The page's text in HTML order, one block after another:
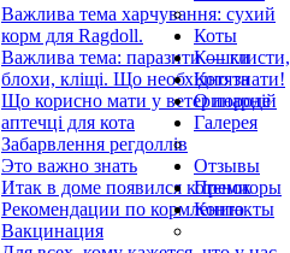
Важлива тема харчування: сухий
корм для Ragdoll.
Важлива тема: паразити — глисти,
блохи, кліщі. Що необхідно знати!
Що корисно мати у ветеринарнiй
аптечцi для кота
Забарвлення регдоллів
Это важно знать
Итак в доме появился котенок
Рекомендации по кормлению
Вакцинация
Коты
Кошки
Котята
О породе
Галерея
Отзывы
Премиоры
Контакты